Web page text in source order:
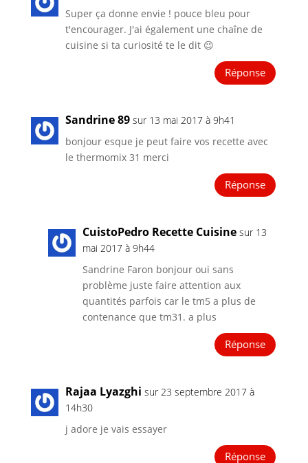
Super ça donne envie ! pouce bleu pour
t'encourager. J'ai également une chaîne de
cuisine si ta curiosité te le dit 😉
Réponse
Sandrine 89 sur 13 mai 2017 à 9h41
bonjour esque je peut faire vos recette avec
le thermomix 31 merci
Réponse
CuistoPedro Recette Cuisine sur 13
mai 2017 à 9h44
Sandrine Faron bonjour oui sans
problème juste faire attention aux
quantités parfois car le tm5 a plus de
contenance que tm31. a plus
Réponse
Rajaa Lyazghi sur 23 septembre 2017 à
14h30
j adore je vais essayer
Réponse